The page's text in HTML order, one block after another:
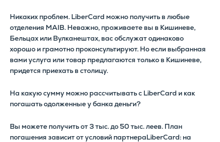
Никаких проблем. LiberCard можно получить в любые
отделения MAIB. Неважно, проживаете вы в Кишиневе,
Бельцах или Вулканештах, вас обслужат одинаково
хорошо и грамотно проконсультируют. Но если выбранная
вами услуга или товар предлагаются только в Кишиневе,
придется приехать в столицу.
На какую сумму можно рассчитывать с LiberCard и как
погашать одолженные у банка деньги?
Вы можете получить от 3 тыс. до 50 тыс. леев. План
погашения зависит от условий партнераLiberCard: на